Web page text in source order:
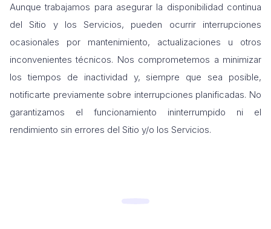
Aunque trabajamos para asegurar la disponibilidad continua
del Sitio y los Servicios, pueden ocurrir interrupciones
ocasionales por mantenimiento, actualizaciones u otros
inconvenientes técnicos. Nos comprometemos a minimizar
los tiempos de inactividad y, siempre que sea posible,
notificarte previamente sobre interrupciones planificadas. No
garantizamos el funcionamiento ininterrumpido ni el
rendimiento sin errores del Sitio y/o los Servicios.